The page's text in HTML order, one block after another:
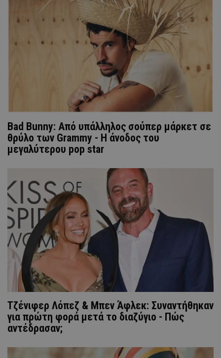
Bad Bunny: Από υπάλληλος σούπερ μάρκετ σε
θρύλο των Grammy - Η άνοδος του
μεγαλύτερου pop star
Τζένιφερ Λόπεζ & Μπεν Άφλεκ: Συναντήθηκαν
για πρώτη φορά μετά το διαζύγιο - Πώς
αντέδρασαν;